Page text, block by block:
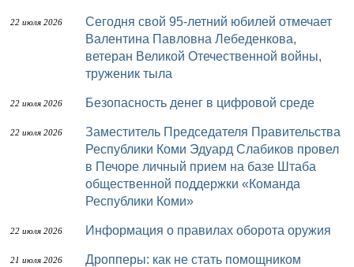
22 июля 2026
Сегодня свой 95-летний юбилей отмечает
Валентина Павловна Лебеденкова,
ветеран Великой Отечественной войны,
труженик тыла
22 июля 2026 Безопасность денег в цифровой среде
22 июля 2026
Заместитель Председателя Правительства
Республики Коми Эдуард Слабиков провел
в Печоре личный прием на базе Штаба
общественной поддержки «Команда
Республики Коми»
22 июля 2026 Информация о правилах оборота оружия
21 июля 2026
Дропперы: как не стать помощником